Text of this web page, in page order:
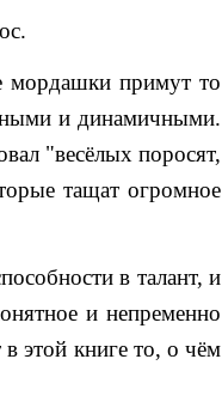
мордашки примут то
и динамичными.
"весёлых поросят,
тащат огромное
в талант, и
и непременно
этой книге то, о чём